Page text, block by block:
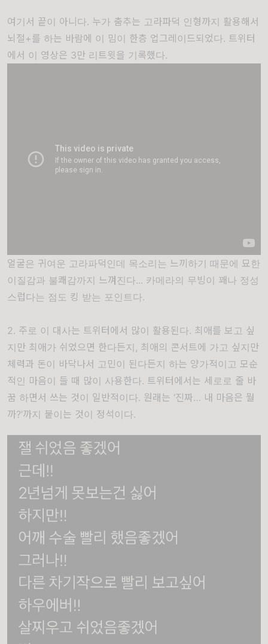
여기서 끝이 아니다. 누가 춤추는 고라파덕 인형까지 활용해서
뇌절+를 하는 바람에 이 밈이 한층 업그레이드되었다. 트위터
에서 이 영상은 3만 리트윗을 기록했다.
얼굴은 귀여운 고라파덕인데 목소리는 느끼하기 때문에 묘한
이질감과 불쾌감까지 느껴진다... 카메라의 무빙이 꽤나 정성
스럽다는 점도 킹 받는 포인트다.
2. 주로 이 대사는 트위터에서 많이 활용된다. 최애를 보고 싶
지만 최애가 쉬었으면 한다든지, 최애의 콘서트에 가고 싶지만
체력과 돈이 바닥나서 고민이 된다든지 하는 양가적이고 모순
적인 마음이 들 때 많이 사용한다. 트위터에서는 세로로 줄 바
꿈 하면서 쓰는 것이 일반적이다. 원래는 ‘진짜… 내 마음은 뭘
까?’까지 붙이는 것이 정석이다.